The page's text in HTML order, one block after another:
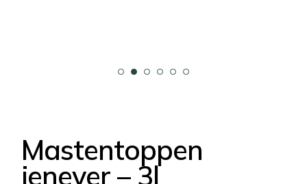
Mastentoppen
jenever – 3l